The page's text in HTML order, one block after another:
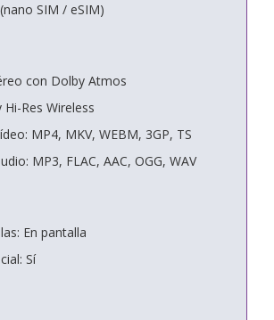
SIM / eSIM)
con Dolby Atmos
Hi-Res Wireless
MP4, MKV, WEBM, 3GP, TS
MP3, FLAC, AAC, OGG, WAV
En pantalla
Sí